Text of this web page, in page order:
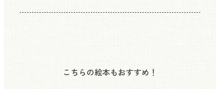
こちらの絵本もおすすめ！